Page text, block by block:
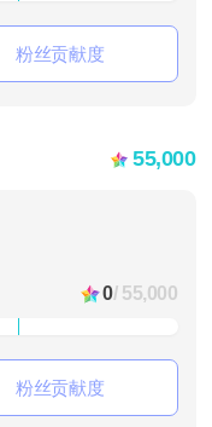
粉丝贡献度
55,000
0/ 55,000
粉丝贡献度